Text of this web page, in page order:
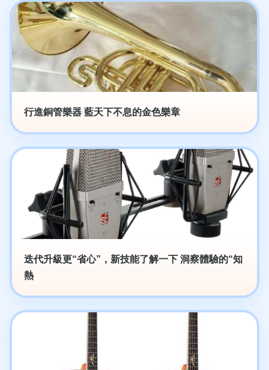
行進銅管樂器 藍天下不息的金色樂章
迭代升級更“省心”，新技能了解一下 洞察體驗的“知
熱